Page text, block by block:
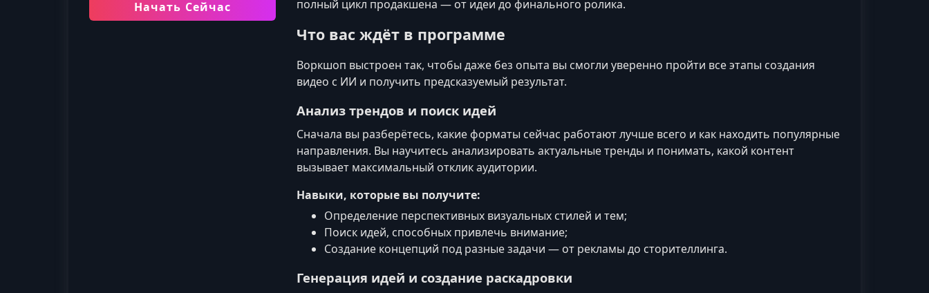
Начать Сейчас
полный цикл продакшена — от идеи до финального ролика.
Что вас ждёт в программе
Воркшоп выстроен так, чтобы даже без опыта вы смогли уверенно пройти все этапы создания
видео с ИИ и получить предсказуемый результат.
Анализ трендов и поиск идей
Сначала вы разберётесь, какие форматы сейчас работают лучше всего и как находить популярные
направления. Вы научитесь анализировать актуальные тренды и понимать, какой контент
вызывает максимальный отклик аудитории.
Навыки, которые вы получите:
Определение перспективных визуальных стилей и тем;
Поиск идей, способных привлечь внимание;
Создание концепций под разные задачи — от рекламы до сторителлинга.
Генерация идей и создание раскадровки